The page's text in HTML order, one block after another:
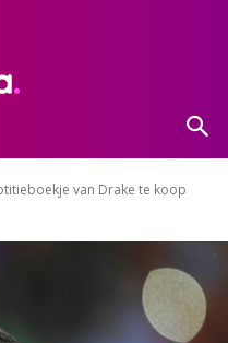
van Drake te koop